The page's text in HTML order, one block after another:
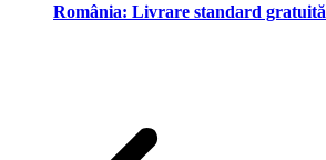
România: Livrare standard gratuită